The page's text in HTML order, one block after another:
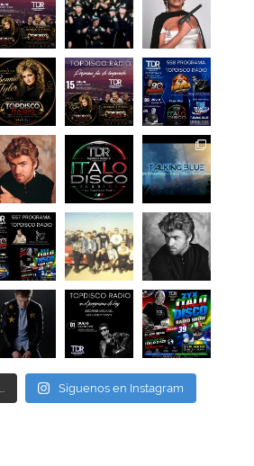
Síguenos en Instagram